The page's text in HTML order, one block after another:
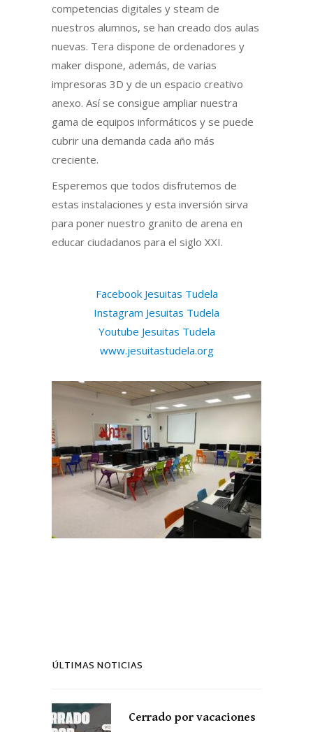
competencias digitales y steam de
nuestros alumnos, se han creado dos aulas
nuevas. Tera dispone de ordenadores y
maker dispone, además, de varias
impresoras 3D y de un espacio creativo
anexo. Así se consigue ampliar nuestra
gama de equipos informáticos y se puede
cubrir una demanda cada año más
creciente.
Esperemos que todos disfrutemos de
estas instalaciones y esta inversión sirva
para poner nuestro granito de arena en
educar ciudadanos para el siglo XXI.
Facebook Jesuitas Tudela
Instagram Jesuitas Tudela
Youtube Jesuitas Tudela
www.jesuitastudela.org
ÚLTIMAS NOTICIAS
Cerrado por vacaciones